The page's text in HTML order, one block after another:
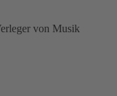
von Musik